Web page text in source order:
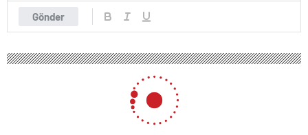
Gönder